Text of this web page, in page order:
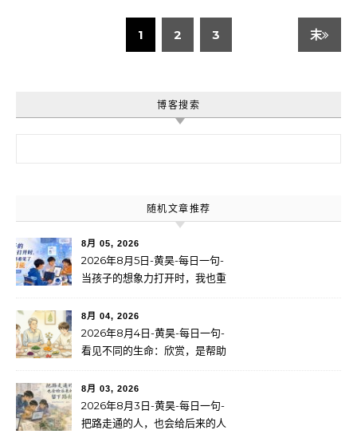
1 2 3 末
博客搜索
随机文章推荐
8月 05, 2026
2026年8月5日-黄昊-每日一句-
当孩子的想象力打开时，我也重
8月 04, 2026
2026年8月4日-黄昊-每日一句-
看见不同的生命：欣赏，是帮助
8月 03, 2026
2026年8月3日-黄昊-每日一句-
把路走通的人，也会给后来的人